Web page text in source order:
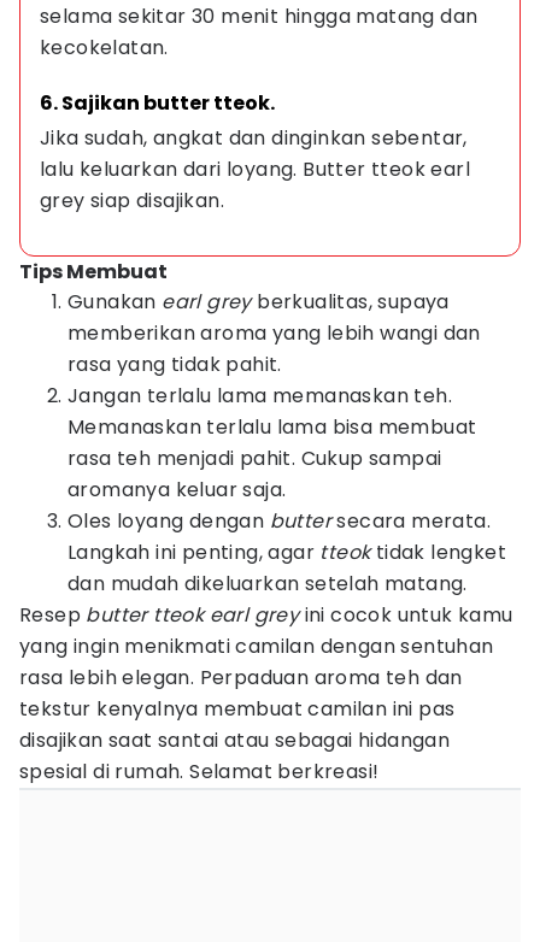
selama sekitar 30 menit hingga matang dan
kecokelatan.
6. Sajikan butter tteok.
Jika sudah, angkat dan dinginkan sebentar,
lalu keluarkan dari loyang. Butter tteok earl
grey siap disajikan.
Tips Membuat
Gunakan earl greyberkualitas, supaya
memberikan aroma yang lebih wangi dan
rasa yang tidak pahit.
Jangan terlalu lama memanaskan teh.
Memanaskan terlalu lama bisa membuat
rasa teh menjadi pahit. Cukup sampai
aromanya keluar saja.
Oles loyang dengan buttersecara merata.
Langkah ini penting, agar tteoktidak lengket
dan mudah dikeluarkan setelah matang.
Resep butter tteok earl greyini cocok untuk kamu
yang ingin menikmati camilan dengan sentuhan
rasa lebih elegan. Perpaduan aroma teh dan
tekstur kenyalnya membuat camilan ini pas
disajikan saat santai atau sebagai hidangan
spesial di rumah. Selamat berkreasi!